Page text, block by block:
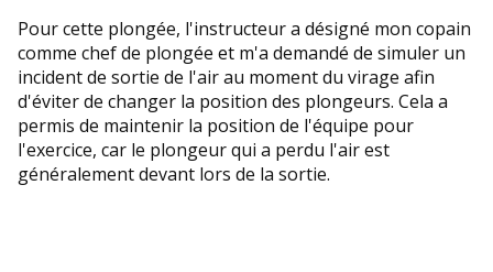
Pour cette plongée, l'instructeur a désigné mon copain
comme chef de plongée et m'a demandé de simuler un
incident de sortie de l'air au moment du virage afin
d'éviter de changer la position des plongeurs. Cela a
permis de maintenir la position de l'équipe pour
l'exercice, car le plongeur qui a perdu l'air est
généralement devant lors de la sortie.